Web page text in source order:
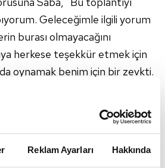
Reklam Ayarları Hakkında
Geleceğimle ilgili yorum
burası olmayacağını
herkese teşekkür etmek için
oynamak benim için bir zevkti.
Şu anda takımın içinde
değil. Bu sebeple çok üzgünüm.
Ligi
'nde devam
eminim. Belki benim ayrılışım